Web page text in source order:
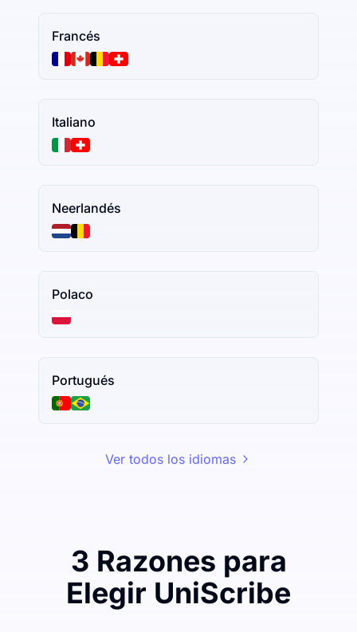
Francés
Italiano
Neerlandés
Polaco
Portugués
Ver todos los idiomas
3 Razones para
Elegir UniScribe